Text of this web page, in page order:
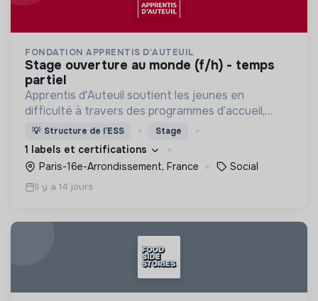
FONDATION APPRENTIS D'AUTEUIL
stage ouverture au monde (f/h) - temps
partiel
Apprentis d'Auteuil soutient les jeunes en
difficulté à travers des programmes d’accueil,
d’éducation, de formation et d’insertion pour leur
permettre de devenir des hommes et des femmes
debout.
💡 Structure de l’ESS Stage
1 labels et certifications
Paris-16e-Arrondissement, France
Social
Il y a 14 jours